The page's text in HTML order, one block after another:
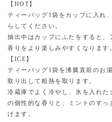
【HOT】
ティーバッグ1袋をカップに入れ
らしてください。
抽出中はカップにふたをすると
香りをより楽しみやすくなります
【ICE】
ティーバッグ1袋を沸騰直前のお
取り出して粗熱を取ります。
冷蔵庫でよく冷やし、氷を入れ
の個性的な香りと、ミントのす
けます。